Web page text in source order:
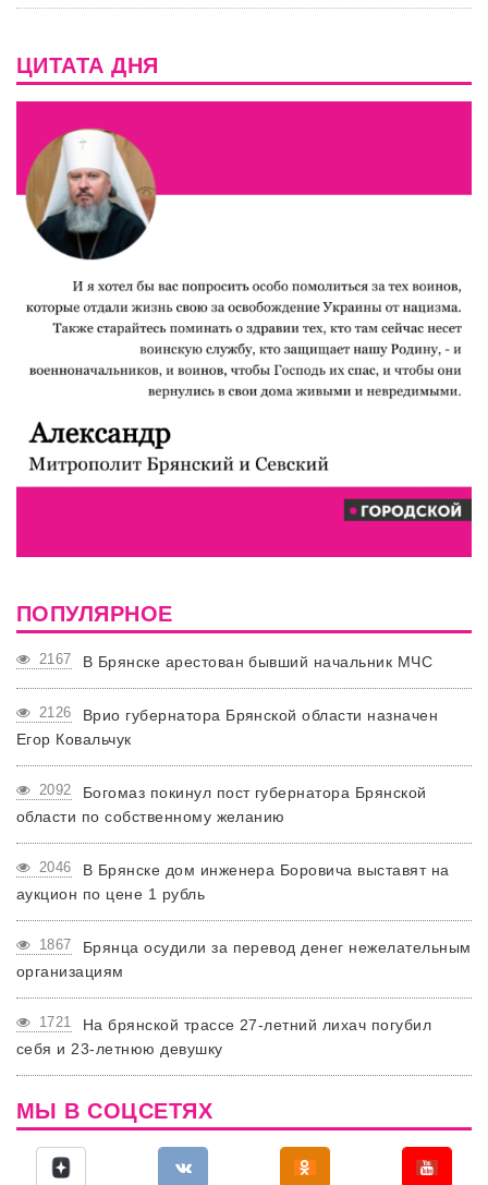
ЦИТАТА ДНЯ
ПОПУЛЯРНОЕ
2167 В Брянске арестован бывший начальник МЧС
2126
Врио губернатора Брянской области назначен
Егор Ковальчук
2092
Богомаз покинул пост губернатора Брянской
области по собственному желанию
2046
В Брянске дом инженера Боровича выставят на
аукцион по цене 1 рубль
1867
Брянца осудили за перевод денег нежелательным
организациям
1721
На брянской трассе 27-летний лихач погубил
себя и 23-летнюю девушку
МЫ В СОЦСЕТЯХ